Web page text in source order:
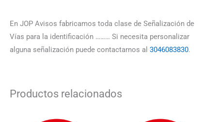
En JOP Avisos fabricamos toda clase de Señalización de
Vías para la identificación ……… Si necesita personalizar
alguna señalización puede contactarnos al 3046083830.
Productos relacionados